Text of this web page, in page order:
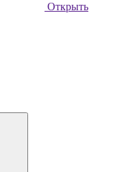
Открыть